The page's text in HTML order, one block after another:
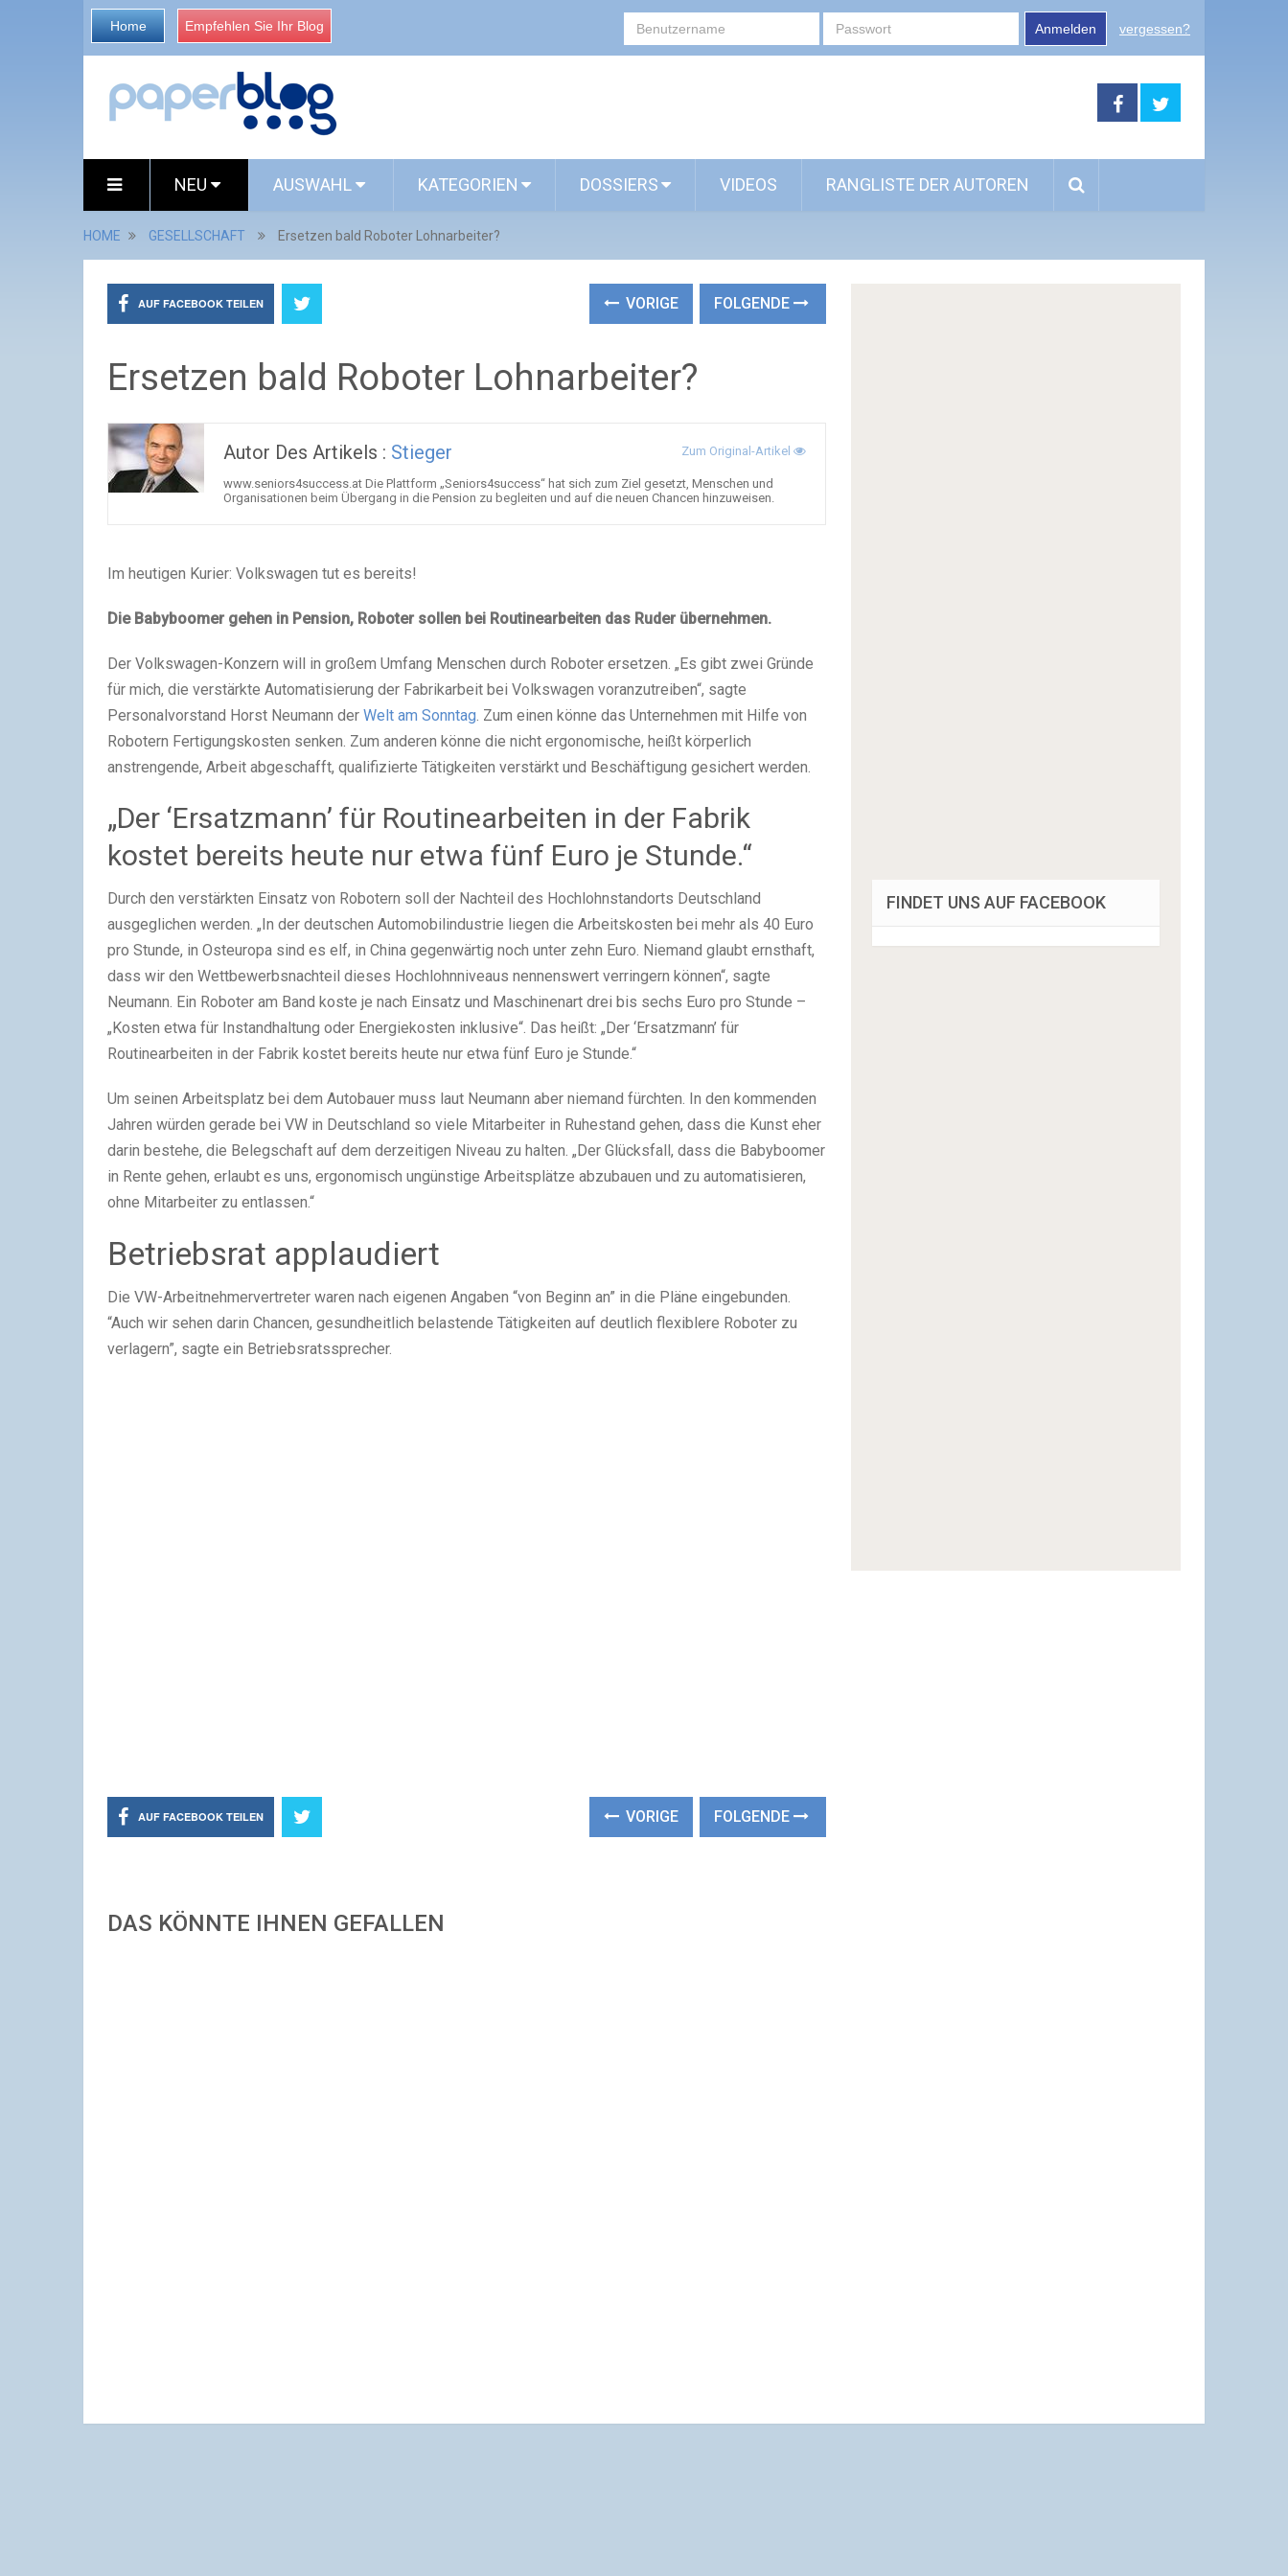
Home Empfehlen Sie Ihr Blog Anmelden vergessen?
NEU AUSWAHL KATEGORIEN DOSSIERS VIDEOS RANGLISTE DER AUTOREN
HOME GESELLSCHAFT Ersetzen bald Roboter Lohnarbeiter?
AUF FACEBOOK TEILEN VORIGE FOLGENDE
Ersetzen bald Roboter Lohnarbeiter?
Autor Des Artikels : Stieger Zum Original-Artikel
www.seniors4success.at Die Plattform „Seniors4success“ hat sich zum Ziel gesetzt, Menschen und
Organisationen beim Übergang in die Pension zu begleiten und auf die neuen Chancen hinzuweisen.
Im heutigen Kurier: Volkswagen tut es bereits!
Die Babyboomer gehen in Pension, Roboter sollen bei Routinearbeiten das Ruder übernehmen.
Der Volkswagen-Konzern will in großem Umfang Menschen durch Roboter ersetzen. „Es gibt zwei Gründe
für mich, die verstärkte Automatisierung der Fabrikarbeit bei Volkswagen voranzutreiben“, sagte
Personalvorstand Horst Neumann der Welt am Sonntag. Zum einen könne das Unternehmen mit Hilfe von
Robotern Fertigungskosten senken. Zum anderen könne die nicht ergonomische, heißt körperlich
anstrengende, Arbeit abgeschafft, qualifizierte Tätigkeiten verstärkt und Beschäftigung gesichert werden.
„Der ‘Ersatzmann’ für Routinearbeiten in der Fabrik
kostet bereits heute nur etwa fünf Euro je Stunde.“
Durch den verstärkten Einsatz von Robotern soll der Nachteil des Hochlohnstandorts Deutschland
ausgeglichen werden. „In der deutschen Automobilindustrie liegen die Arbeitskosten bei mehr als 40 Euro
pro Stunde, in Osteuropa sind es elf, in China gegenwärtig noch unter zehn Euro. Niemand glaubt ernsthaft,
dass wir den Wettbewerbsnachteil dieses Hochlohnniveaus nennenswert verringern können“, sagte
Neumann. Ein Roboter am Band koste je nach Einsatz und Maschinenart drei bis sechs Euro pro Stunde –
„Kosten etwa für Instandhaltung oder Energiekosten inklusive“. Das heißt: „Der ‘Ersatzmann’ für
Routinearbeiten in der Fabrik kostet bereits heute nur etwa fünf Euro je Stunde.“
Um seinen Arbeitsplatz bei dem Autobauer muss laut Neumann aber niemand fürchten. In den kommenden
Jahren würden gerade bei VW in Deutschland so viele Mitarbeiter in Ruhestand gehen, dass die Kunst eher
darin bestehe, die Belegschaft auf dem derzeitigen Niveau zu halten. „Der Glücksfall, dass die Babyboomer
in Rente gehen, erlaubt es uns, ergonomisch ungünstige Arbeitsplätze abzubauen und zu automatisieren,
ohne Mitarbeiter zu entlassen.“
Betriebsrat applaudiert
Die VW-Arbeitnehmervertreter waren nach eigenen Angaben “von Beginn an” in die Pläne eingebunden.
“Auch wir sehen darin Chancen, gesundheitlich belastende Tätigkeiten auf deutlich flexiblere Roboter zu
verlagern”, sagte ein Betriebsratssprecher.
AUF FACEBOOK TEILEN VORIGE FOLGENDE
DAS KÖNNTE IHNEN GEFALLEN
FINDET UNS AUF FACEBOOK